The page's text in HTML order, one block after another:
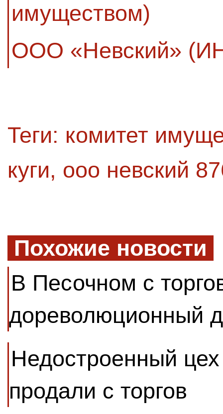
имуществом)
ООО «Невский»
Теги: комитет
куги, ооо невский
Похожие новости
В Песочном с
дореволюционный
Недостроенный
продали с торгов